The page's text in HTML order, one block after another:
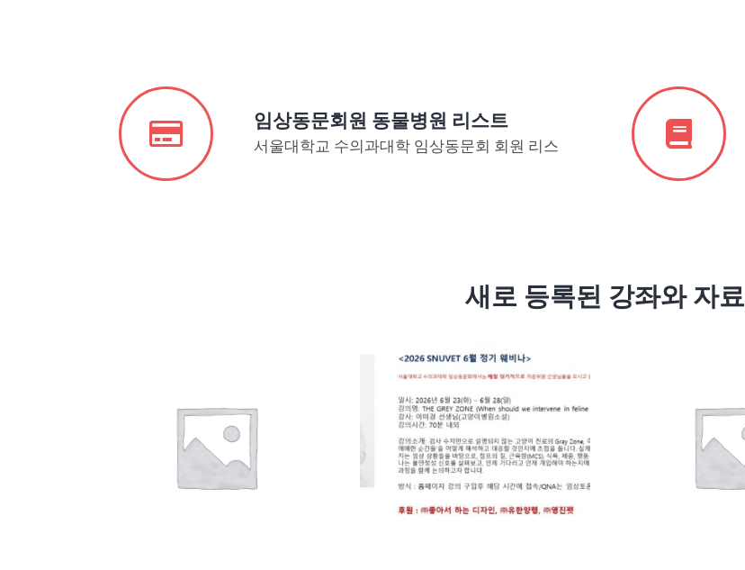
임상동문회원 동물병원 리스트
서울대학교 수의과대학 임상동문회 회원 리스
새로 등록된 강좌와 자료